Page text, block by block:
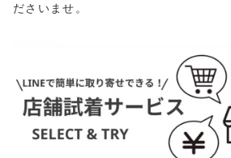
ださいませ。